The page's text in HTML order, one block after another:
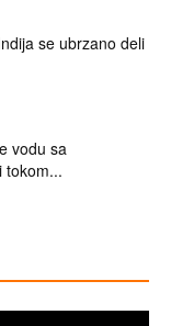
se ubrzano deli
vodu sa
tokom...